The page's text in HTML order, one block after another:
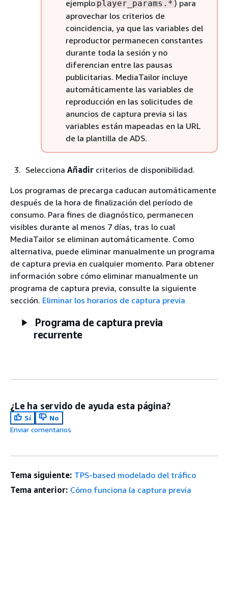
ejemplo player_params.* ) para
aprovechar los criterios de
coincidencia, ya que las variables del
reproductor permanecen constantes
durante toda la sesión y no
diferencian entre las pausas
publicitarias. MediaTailor incluye
automáticamente las variables de
reproducción en las solicitudes de
anuncios de captura previa si las
variables están mapeadas en la URL
de la plantilla de ADS.
Selecciona Añadir criterios de disponibilidad.
Los programas de precarga caducan automáticamente
después de la hora de finalización del período de
consumo. Para fines de diagnóstico, permanecen
visibles durante al menos 7 días, tras lo cual
MediaTailor se eliminan automáticamente. Como
alternativa, puede eliminar manualmente un programa
de captura previa en cualquier momento. Para obtener
información sobre cómo eliminar manualmente un
programa de captura previa, consulte la siguiente
sección. Eliminar los horarios de captura previa
Programa de captura previa
recurrente
¿Le ha servido de ayuda esta página?
Sí
No
Enviar comentarios
Tema siguiente: TPS-based modelado del tráfico
Tema anterior: Cómo funciona la captura previa